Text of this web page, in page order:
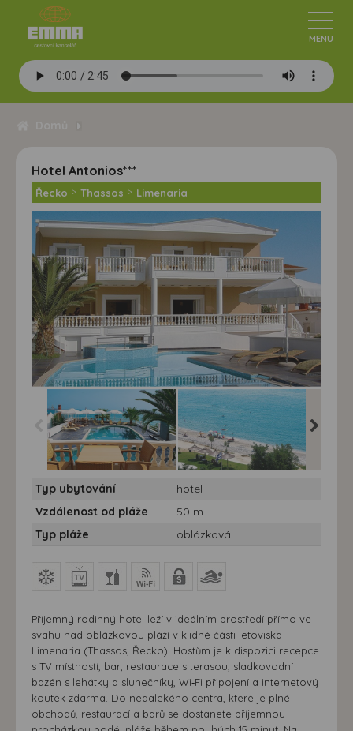
Hotel Antonios***
Řecko > Thassos > Limenaria
Thassos, Limenaria-
Hotel Antonios ***
Thassos, Limenaria-
Hotel Antonios ***
Typ ubytování
hotel
Vzdálenost od pláže
50 m
Typ pláže
oblázková
Příjemný rodinný hotel leží v ideálním prostředí přímo ve
svahu nad oblázkovou pláží v klidné části letoviska
Limenaria (Thassos, Řecko). Hostům je k dispozici recepce
s TV místností, bar, restaurace s terasou, sladkovodní
bazén s lehátky a slunečníky, Wi‑Fi připojení a internetový
koutek zdarma. Do nedalekého centra, které je plné
obchodů, restaurací a barů se dostanete příjemnou